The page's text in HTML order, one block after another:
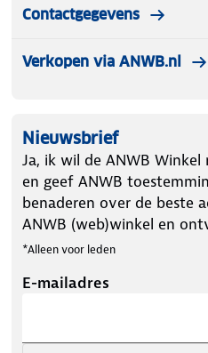
Contactgegevens
Verkopen via ANWB.nl
Nieuwsbrief
Ja, ik wil de ANWB
en geef ANWB
benaderen over de beste
ANWB (web)winkel en
*Alleen voor leden
E-mailadres